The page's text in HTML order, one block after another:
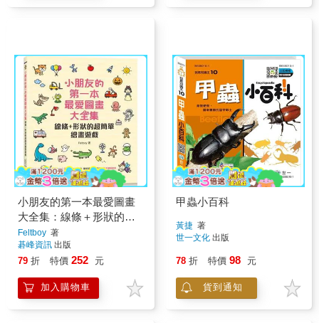
小朋友的第一本最愛圖畫
大全集：線條＋形狀的超
簡單繪畫遊戲
Feltboy 著
碁峰資訊 出版
79 折 特價 252 元
加入購物車
甲蟲小百科
黃捷著
世一文化出版
78 折 特價 98 元
貨到通知